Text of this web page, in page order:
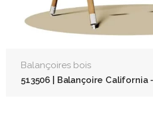
Balançoires bois
513506 | Balançoire California